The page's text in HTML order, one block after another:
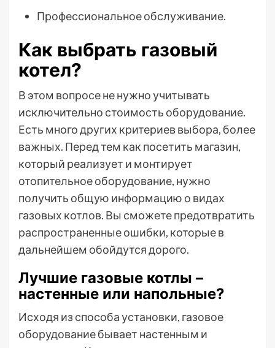
Профессиональное обслуживание.
Как выбрать газовый
котел?
В этом вопросе не нужно учитывать
исключительно стоимость оборудование.
Есть много других критериев выбора, более
важных. Перед тем как посетить магазин,
который реализует и монтирует
отопительное оборудование, нужно
получить общую информацию о видах
газовых котлов. Вы сможете предотвратить
распространенные ошибки, которые в
дальнейшем обойдутся дорого.
Лучшие газовые котлы –
настенные или напольные?
Исходя из способа установки, газовое
оборудование бывает настенным и